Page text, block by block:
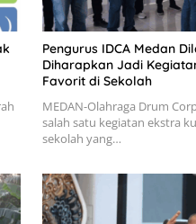
Pengurus IDCA Medan
Diharapkan Jadi
Favorit di Sekolah
MEDAN-Olahraga Drum
salah satu kegiatan ekstra
sekolah yang…